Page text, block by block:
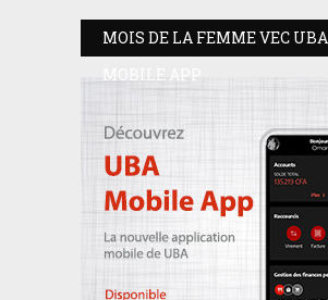
MOIS DE LA FEMME VEC UBA
MOBILE APP